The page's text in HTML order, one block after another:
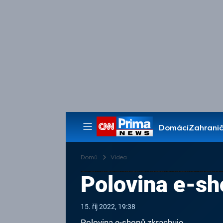
Domácí
Pořady
Domů Videa
Polovina e-
15. říj 2022, 19:38